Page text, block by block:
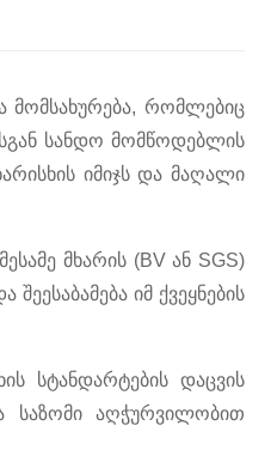
მომსახურება, რომლებიც
სანდო მომწოდებლის
იმიჯს და მაღალი
მხარის (BV ან SGS)
იმ ქვეყნების
სტანდარტების დაცვის
საზომი აღჭურვილობით